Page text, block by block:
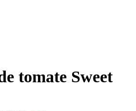
tomate Sweet